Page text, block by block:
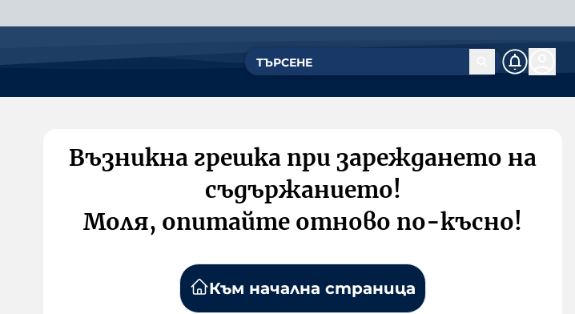
Възникна грешка при зареждането на
съдържанието!
Моля, опитайте отново по-късно!
Към начална страница